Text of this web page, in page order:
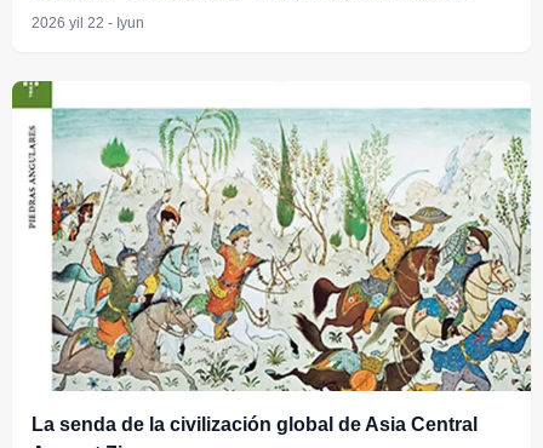
akademiyasi Tarix instituti yosh olimlari uchun
2026 yil 22 - Iyun
La senda de la civilización global de Asia Central